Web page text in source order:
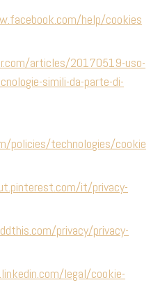
help/cookies
articles/20170519-uso-
simili-da-parte-di-
policies/technologies/cookie
it/privacy-
privacy/privacy-
legal/cookie-